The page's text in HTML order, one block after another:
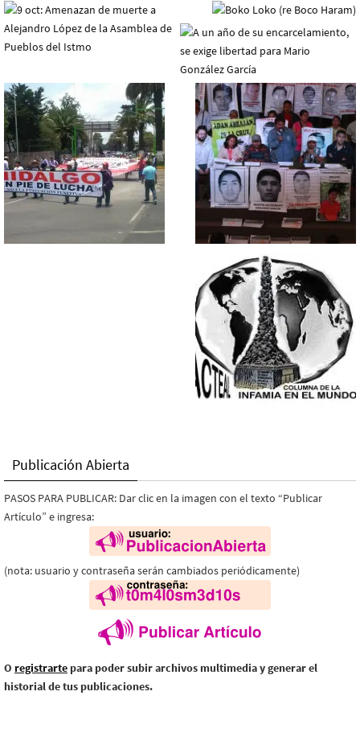
Publicación Abierta
PASOS PARA PUBLICAR: Dar clic en la imagen con el texto “Publicar
Artículo” e ingresa:
(nota: usuario y contraseña serán cambiados periódicamente)
O registrarte para poder subir archivos multimedia y generar el
historial de tus publicaciones.